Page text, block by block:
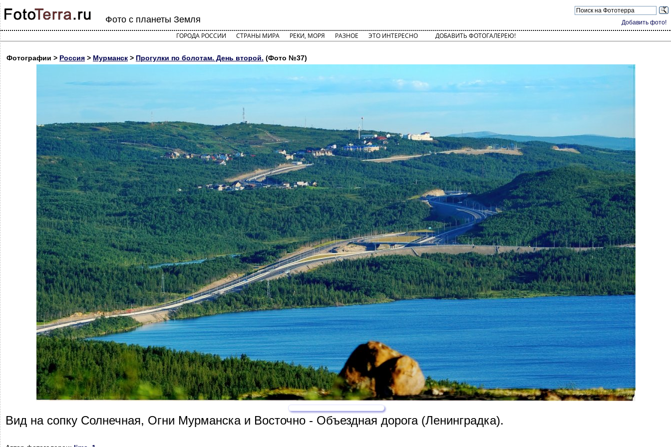
Добавить фото!
Фото с планеты Земля
ГОРОДА РОССИИ СТРАНЫ МИРА РЕКИ, МОРЯ РАЗНОЕ ЭТО ИНТЕРЕСНО ДОБАВИТЬ ФОТОГАЛЕРЕЮ!
Фотографии > Россия > Мурманск > Прогулки по болотам. День второй. (Фото №37)
Вид на сопку Солнечная, Огни Мурманска и Восточно - Объездная дорога (Ленинградка).